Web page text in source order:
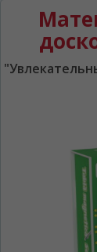
ЯЗЫК САЙТА
În ce limbă ați
Беспокоим
Vă vom
vom